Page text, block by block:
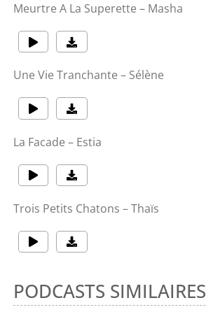
Meurtre A La Superette – Masha
Une Vie Tranchante – Sélène
La Facade – Estia
Trois Petits Chatons – Thaïs
PODCASTS SIMILAIRES